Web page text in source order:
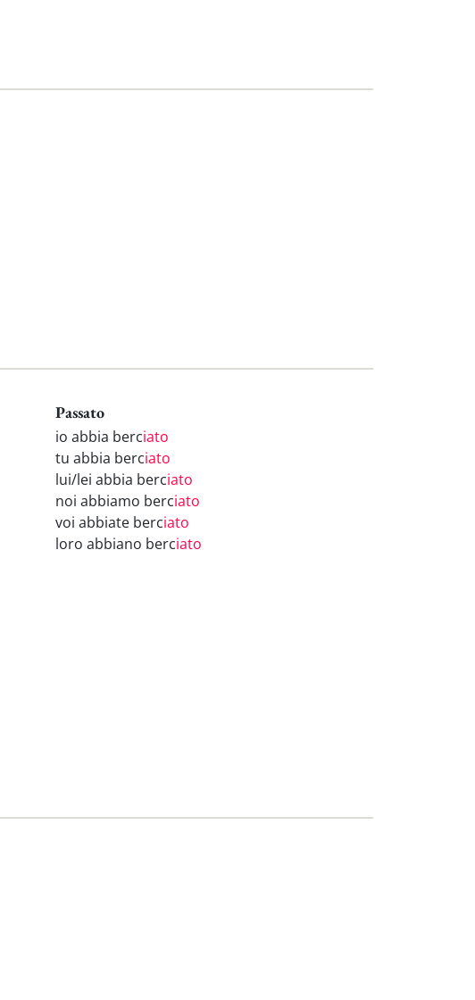
Passato
io abbia berciato
tu abbia berciato
lui/lei abbia berciato
noi abbiamo berciato
voi abbiate berciato
loro abbiano berciato